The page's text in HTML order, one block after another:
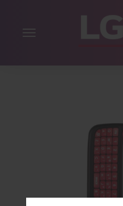
Navigation